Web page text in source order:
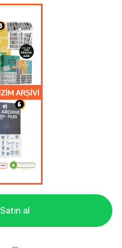
Satın al